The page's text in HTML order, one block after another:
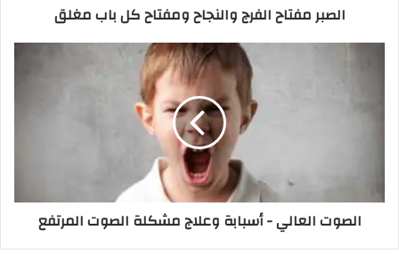
الصبر مفتاح الفرج والنجاح ومفتاح كل باب مغلق
الصوت العالي - أسبابة وعلاج مشكلة الصوت المرتفع